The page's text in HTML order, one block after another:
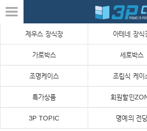
제우스 장식장 아테네 장식
가로박스 세로박스
조명케이스 조립식 케이
특가상품 회원할인
3P TOPIC 명예의 전